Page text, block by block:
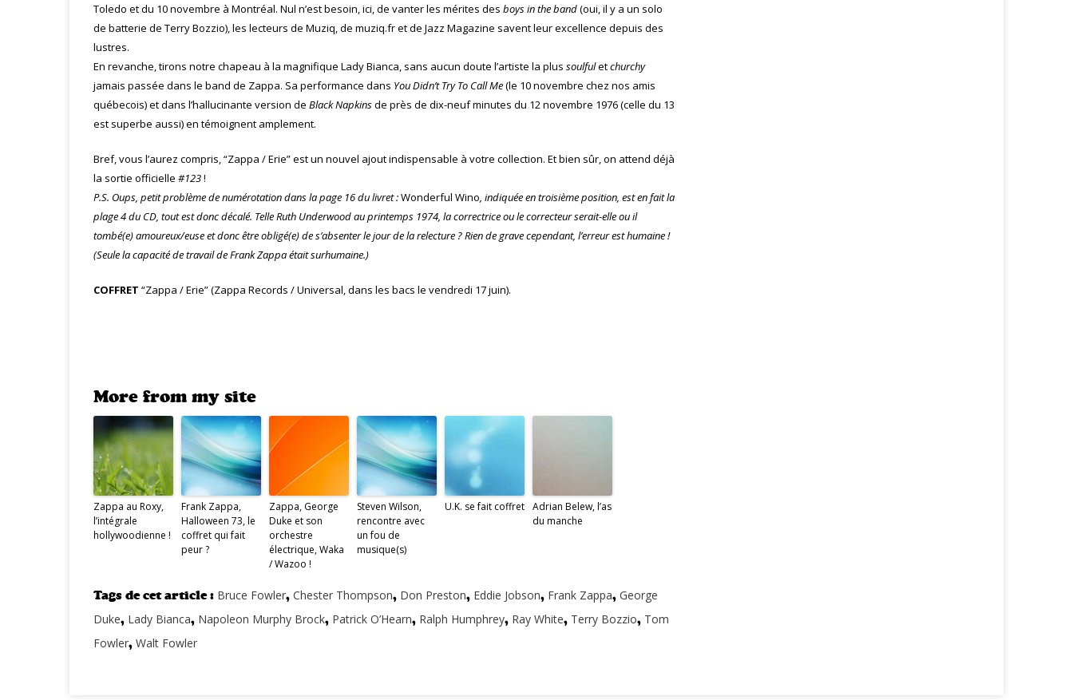
Toledo et du 10 novembre à Montréal. Nul n’est besoin, ici, de vanter les mérites des boys in the band(oui, il y a un solo
de batterie de Terry Bozzio), les lecteurs de Muziq, de muziq.fr et de Jazz Magazine savent leur excellence depuis des
lustres.
En revanche, tirons notre chapeau à la magnifique Lady Bianca, sans aucun doute l’artiste la plus soulfuletchurchy
jamais passée dans le band de Zappa. Sa performance dans You Didn’t Try To Call Me(le 10 novembre chez nos amis
québecois) et dans l’hallucinante version de Black Napkinsde près de dix-neuf minutes du 12 novembre 1976 (celle du 13
est superbe aussi) en témoignent amplement.
Bref, vous l’aurez compris, “Zappa / Erie” est un nouvel ajout indispensable à votre collection. Et bien sûr, on attend déjà
la sortie officielle #123!
P.S. Oups, petit problème de numérotation dans la page 16 du livret :Wonderful Wino, indiquée en troisième position, est en fait la
plage 4 du CD, tout est donc décalé. Telle Ruth Underwood au printemps 1974, la correctrice ou le correcteur serait-elle ou il
tombé(e) amoureux/euse et donc être obligé(e) de s’absenter le jour de la relecture ? Rien de grave cependant, l’erreur est humaine !
(Seule la capacité de travail de Frank Zappa était surhumaine.)
COFFRET “Zappa / Erie” (Zappa Records / Universal, dans les bacs le vendredi 17 juin).
More from my site
Zappa au Roxy,
l’intégrale
hollywoodienne !
Frank Zappa,
Halloween 73, le
coffret qui fait
peur ?
Zappa, George
Duke et son
orchestre
électrique, Waka
/ Wazoo !
Steven Wilson,
rencontre avec
un fou de
musique(s)
U.K. se fait coffret Adrian Belew, l’as
du manche
Tags de cet article : Bruce Fowler, Chester Thompson, Don Preston, Eddie Jobson, Frank Zappa, George
Duke, Lady Bianca, Napoleon Murphy Brock, Patrick O’Hearn, Ralph Humphrey, Ray White, Terry Bozzio, Tom
Fowler, Walt Fowler